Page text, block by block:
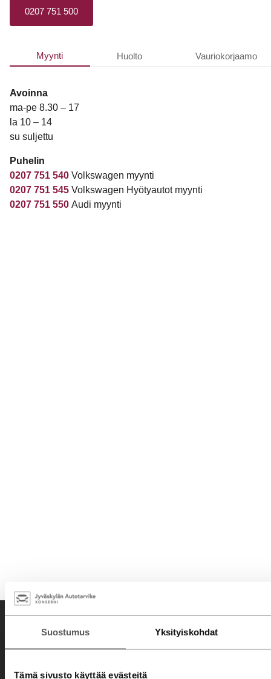
Suostumus Yksityiskohdat
Tämä sivusto käyttää evästeitä
0207 751 500
Myynti Huolto Vauriokorjaamo
Avoinna
ma-pe 8.30 – 17
la 10 – 14
su suljettu
Puhelin
0207 751 540 Volkswagen myynti
0207 751 545 Volkswagen Hyötyautot myynti
0207 751 550 Audi myynti